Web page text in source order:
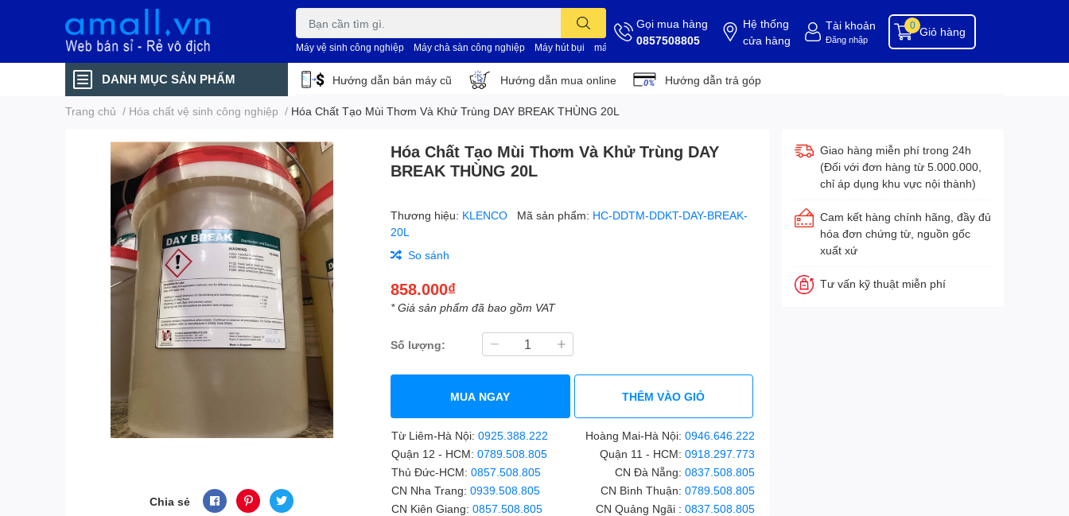
Máy vệ sinh công nghiệp Máy chà sàn công nghiệp Máy hút bụi máy vệ sinh nhà xưởng dụng cụ buồng phòng dụng cụ vệ sinh hóa chất tẩy rửa hóa chất vệ sinh
Gọi mua hàng
0857508805
Hệ thống
cửa hàng
Tài khoản
Đăng nhập
Giỏ hàng
0
DANH MỤC SẢN PHẨM Hướng dẫn bán máy cũ Hướng dẫn mua online Hướng dẫn trả góp
Trang chủ / Hóa chất vệ sinh công nghiệp / Hóa Chất Tạo Mùi Thơm Và Khử Trùng DAY BREAK THÙNG 20L
Chia sẻ
Hóa Chất Tạo Mùi Thơm Và Khử Trùng DAY
BREAK THÙNG 20L
Thương hiệu: KLENCO Mã sản phẩm: HC-DDTM-DDKT-DAY-BREAK-
20L
So sánh
858.000₫
* Giá sản phẩm đã bao gồm VAT
Số lượng:
MUA NGAY THÊM VÀO GIỎ
Từ Liêm-Hà Nội:0925.388.222 Hoàng Mai-Hà Nội:0946.646.222
Quận 12 - HCM:0789.508.805 Quận 11 - HCM:0918.297.773
Thủ Đức-HCM:0857.508.805 CN Đà Nẵng:0837.508.805
CN Nha Trang:0939.508.805 CN Bình Thuận:0789.508.805
CN Kiên Giang:0857.508.805 CN Quảng Ngãi :0837.508.805
Giao hàng miễn phí trong 24h
(Đối với đơn hàng từ 5.000.000,
chỉ áp dụng khu vực nội thành)
Cam kết hàng chính hãng, đầy đủ
hóa đơn chứng từ, nguồn gốc
xuất xứ
Tư vấn kỹ thuật miễn phí